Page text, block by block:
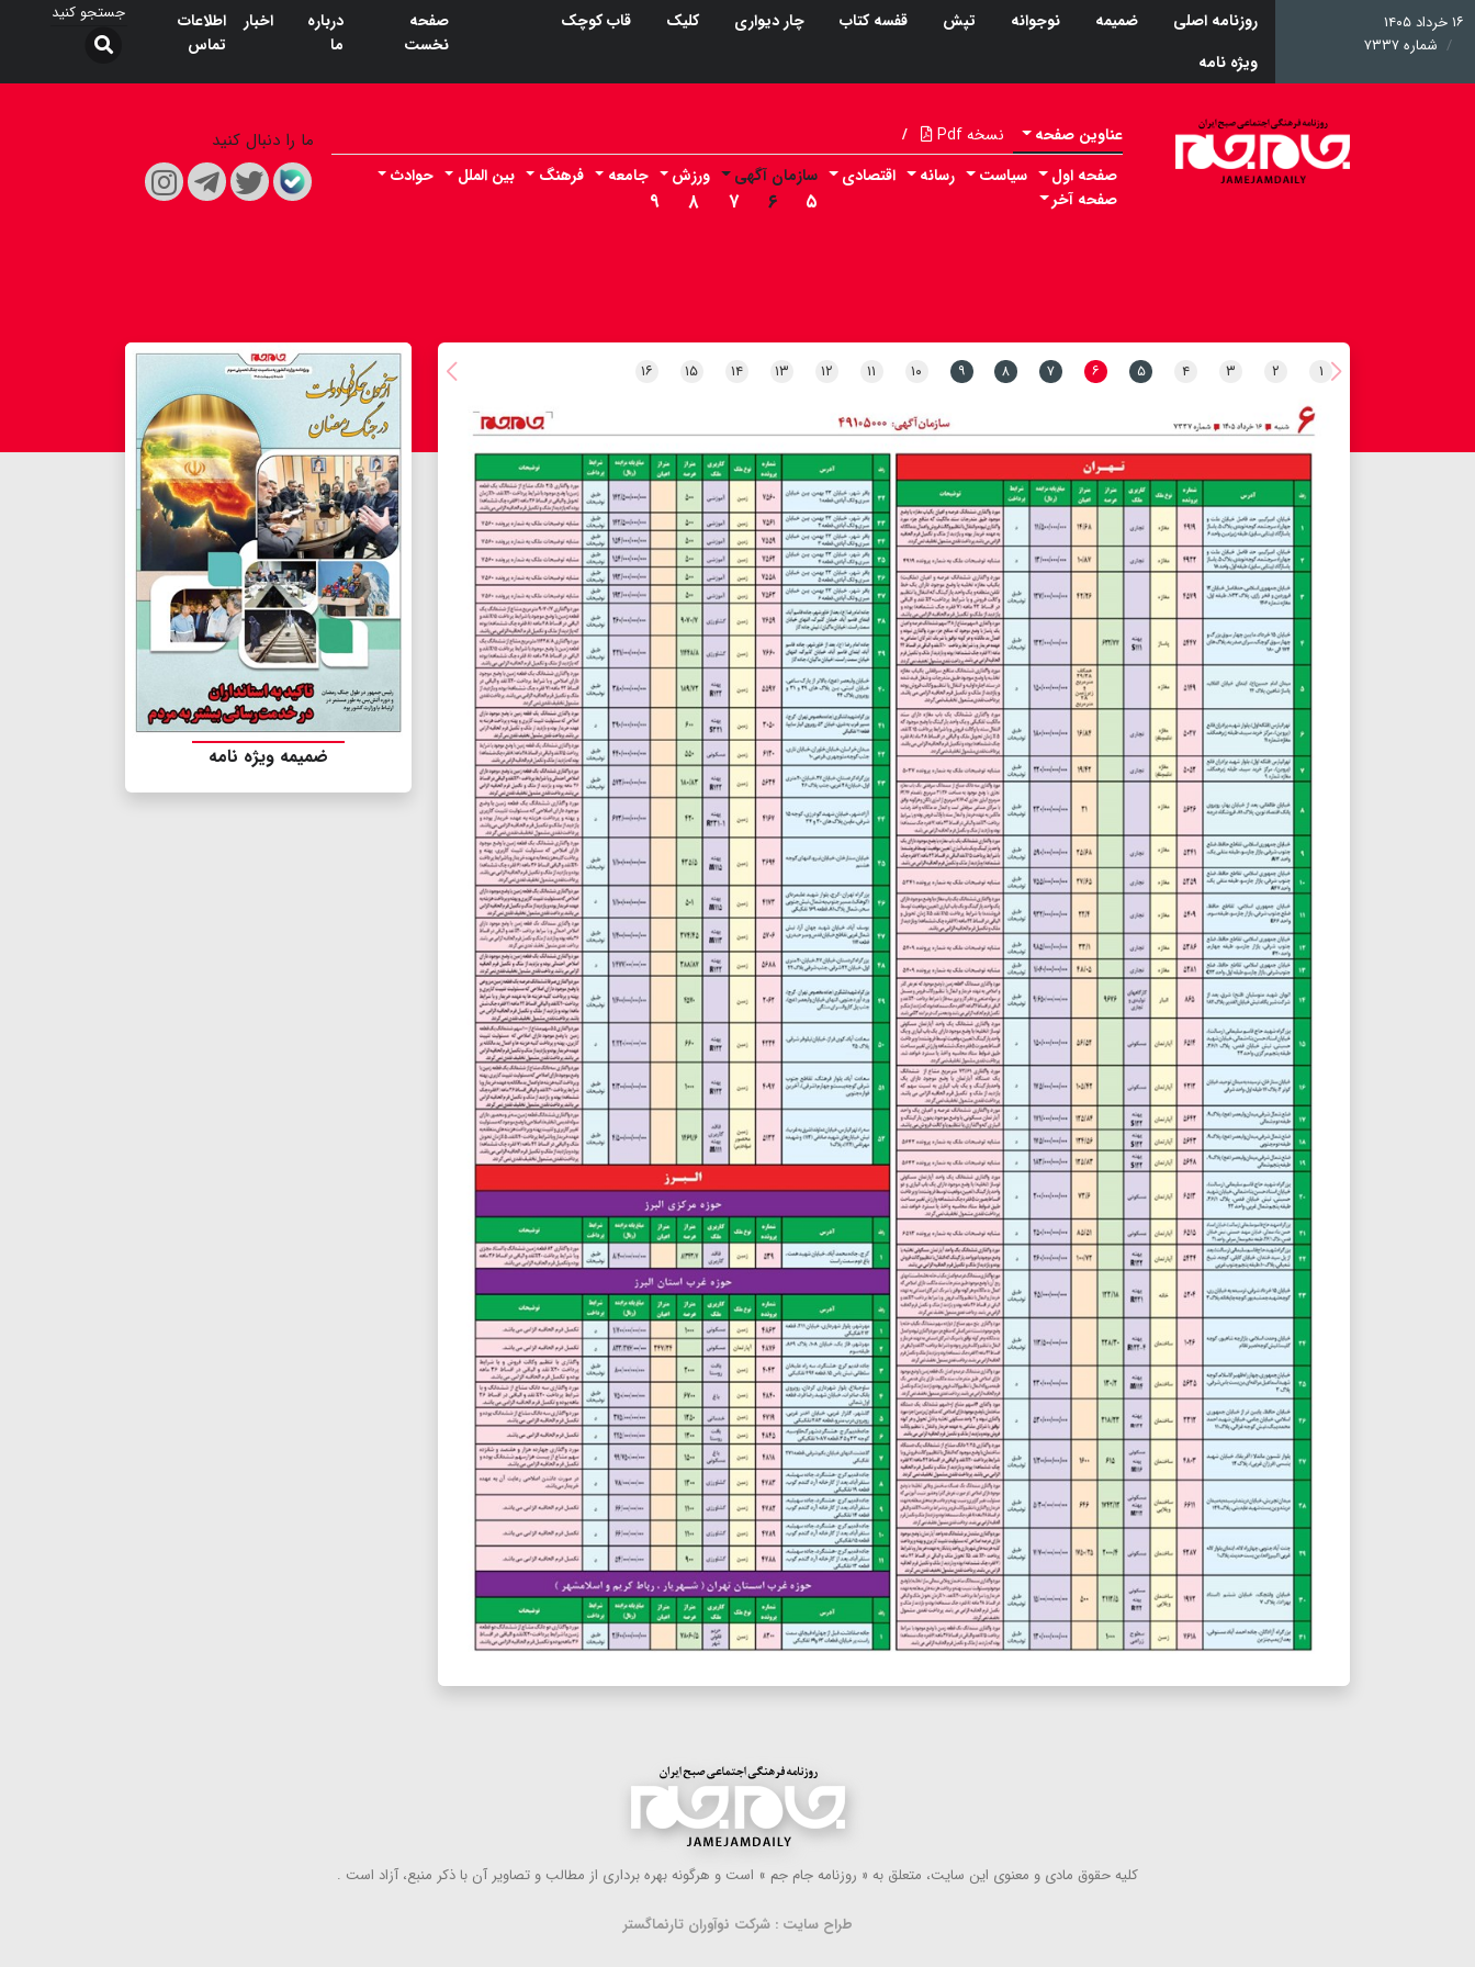
۱۶ خرداد ۱۴۰۵
شماره ۷۳۳۷
روزنامه اصلی ضمیمه نوجوانه تپش قفسه کتاب چار دیواری کلیک
قاب کوچک
ویژه نامه
صفحه
نخست
درباره
ما
اخبار
اطلاعات
تماس
عناوین صفحه نسخه Pdf /
صفحه اول سیاست رسانه اقتصادی سازمان آگهی
۵ ۶ ۷ ۸ ۹
ورزش جامعه فرهنگ بین الملل
حوادث
صفحه آخر
ما را دنبال کنید
۱ ۲ ۳ ۴ ۵ ۶ ۷ ۸ ۹ ۱۰ ۱۱ ۱۲ ۱۳ ۱۴ ۱۵ ۱۶
ضمیمه ویژه نامه
كلیه حقوق مادی و معنوی این سایت، متعلق به « روزنامه جام جم » است و هرگونه بهره ‌برداری از مطالب و تصاویر آن با ذكر منبع، آزاد است .
طراح سایت : شرکت نوآوران تارنماگستر